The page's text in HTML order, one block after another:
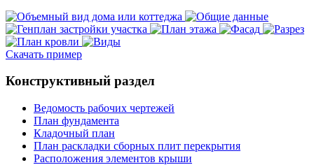
Скачать пример
Конструктивный раздел
Ведомость рабочих чертежей
План фундамента
Кладочный план
План раскладки сборных плит перекрытия
Расположения элементов крыши